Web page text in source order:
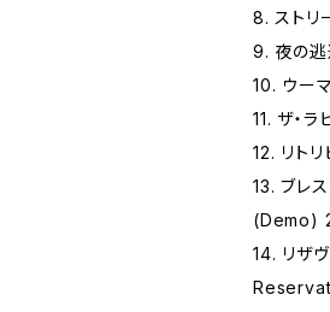
8. ストリ
9. 夜の
10. ウー
11. ザ‧ラ
12. リト
13. ブレ
(Demo)
14. リザヴ